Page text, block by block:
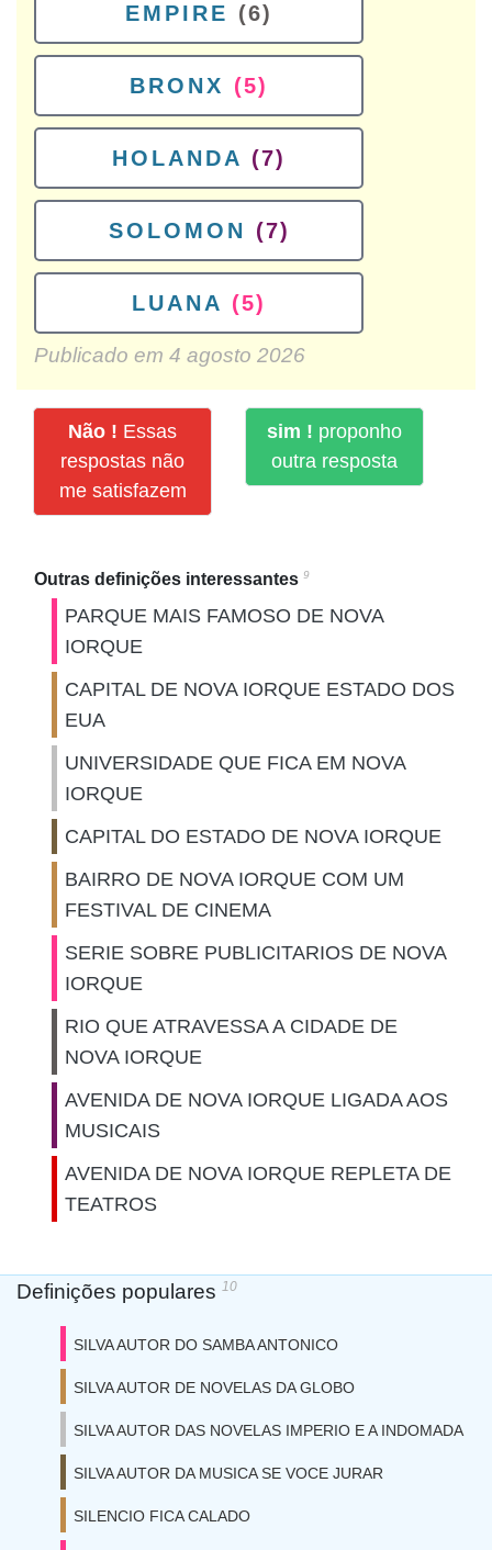
EMPIRE (6)
BRONX (5)
HOLANDA (7)
SOLOMON (7)
LUANA (5)
Publicado em 4 agosto 2026
Não ! Essas
respostas não
me satisfazem
sim ! proponho
outra resposta
Outras definições interessantes 9
PARQUE MAIS FAMOSO DE NOVA
IORQUE
CAPITAL DE NOVA IORQUE ESTADO DOS
EUA
UNIVERSIDADE QUE FICA EM NOVA
IORQUE
CAPITAL DO ESTADO DE NOVA IORQUE
BAIRRO DE NOVA IORQUE COM UM
FESTIVAL DE CINEMA
SERIE SOBRE PUBLICITARIOS DE NOVA
IORQUE
RIO QUE ATRAVESSA A CIDADE DE
NOVA IORQUE
AVENIDA DE NOVA IORQUE LIGADA AOS
MUSICAIS
AVENIDA DE NOVA IORQUE REPLETA DE
TEATROS
Definições populares 10
SILVA AUTOR DO SAMBA ANTONICO
SILVA AUTOR DE NOVELAS DA GLOBO
SILVA AUTOR DAS NOVELAS IMPERIO E A INDOMADA
SILVA AUTOR DA MUSICA SE VOCE JURAR
SILENCIO FICA CALADO